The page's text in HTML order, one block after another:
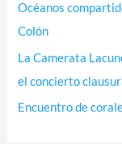
Océanos
Colón
La Camerata
el concierto
Encuentro de